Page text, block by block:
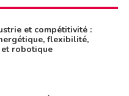
et compétitivité :
flexibilité,
robotique